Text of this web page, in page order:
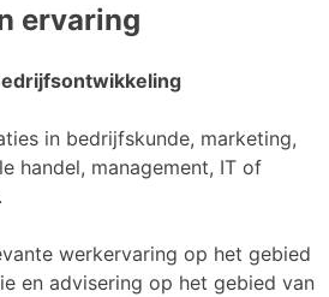
ervaring
in bedrijfskunde, marketing,
handel, management, IT of
werkervaring op het gebied
en advisering op het gebied van